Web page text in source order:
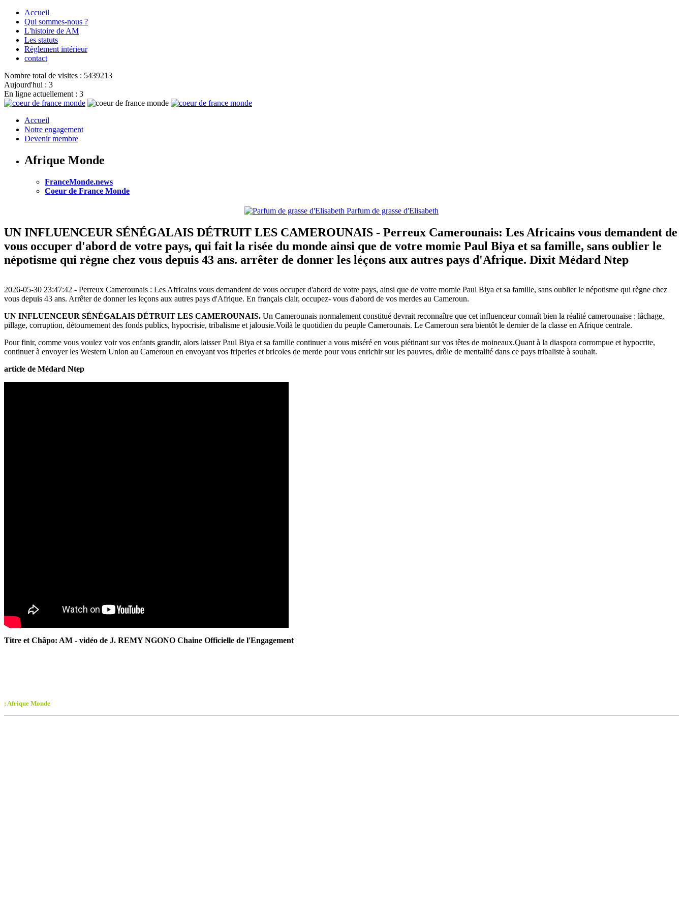
Accueil
Qui sommes-nous ?
L'histoire de AM
Les statuts
Règlement intérieur
contact
Nombre total de visites : 5439213
Aujourd'hui : 3
En ligne actuellement : 3
Accueil
Notre engagement
Devenir membre
Afrique Monde
FranceMonde.news
Coeur de France Monde
Parfum de grasse d'Elisabeth
UN INFLUENCEUR SÉNÉGALAIS DÉTRUIT LES CAMEROUNAIS - Perreux Camerounais: Les Africains vous demandent de
vous occuper d'abord de votre pays, qui fait la risée du monde ainsi que de votre momie Paul Biya et sa famille, sans oublier le
népotisme qui règne chez vous depuis 43 ans. arrêter de donner les léçons aux autres pays d'Afrique. Dixit Médard Ntep
2026-05-30 23:47:42 - Perreux Camerounais : Les Africains vous demandent de vous occuper d'abord de votre pays, ainsi que de votre momie Paul Biya et sa famille, sans oublier le népotisme qui règne chez
vous depuis 43 ans. Arrêter de donner les leçons aux autres pays d'Afrique. En français clair, occupez- vous d'abord de vos merdes au Cameroun.
UN INFLUENCEUR SÉNÉGALAIS DÉTRUIT LES CAMEROUNAIS. Un Camerounais normalement constitué devrait reconnaître que cet influenceur connaît bien la réalité camerounaise : lâchage,
pillage, corruption, détournement des fonds publics, hypocrisie, tribalisme et jalousie.Voilà le quotidien du peuple Camerounais. Le Cameroun sera bientôt le dernier de la classe en Afrique centrale.
Pour finir, comme vous voulez voir vos enfants grandir, alors laisser Paul Biya et sa famille continuer a vous miséré en vous piétinant sur vos têtes de moineaux.Quant à la diaspora corrompue et hypocrite,
continuer à envoyer les Western Union au Cameroun en envoyant vos friperies et bricoles de merde pour vous enrichir sur les pauvres, drôle de mentalité dans ce pays tribaliste à souhait.
article de Médard Ntep
Titre et Châpo: AM - vidéo de J. REMY NGONO Chaine Officielle de l'Engagement
: Afrique Monde